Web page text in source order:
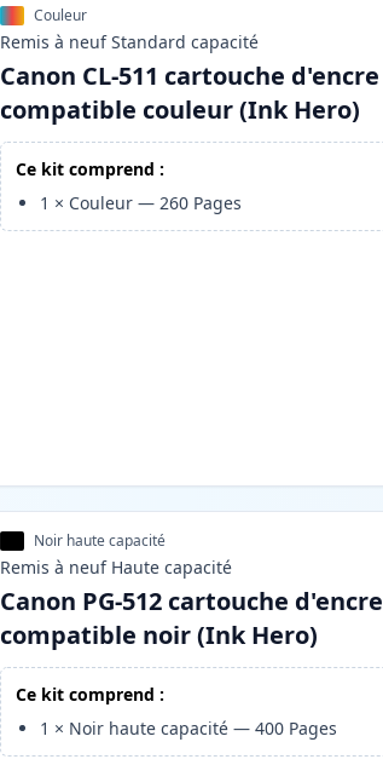
Couleur
Remis à neuf Standard capacité
Canon CL-511 cartouche d'encre
compatible couleur (Ink Hero)
Ce kit comprend :
1 × Couleur —260 Pages
Noir haute capacité
Remis à neuf Haute capacité
Canon PG-512 cartouche d'encre
compatible noir (Ink Hero)
Ce kit comprend :
1 × Noir haute capacité —400 Pages